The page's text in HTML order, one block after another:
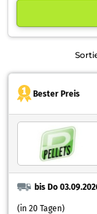
Bester Preis
bis Do
(in 20 Tagen)